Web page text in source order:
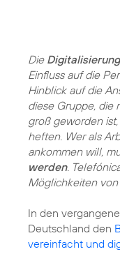
Die
Einfluss auf die
Hinblick auf die
diese Gruppe, die
groß geworden
heften. Wer als
ankommen will,
werden.
Möglichkeiten von
In den
Deutschland den
vereinfacht und